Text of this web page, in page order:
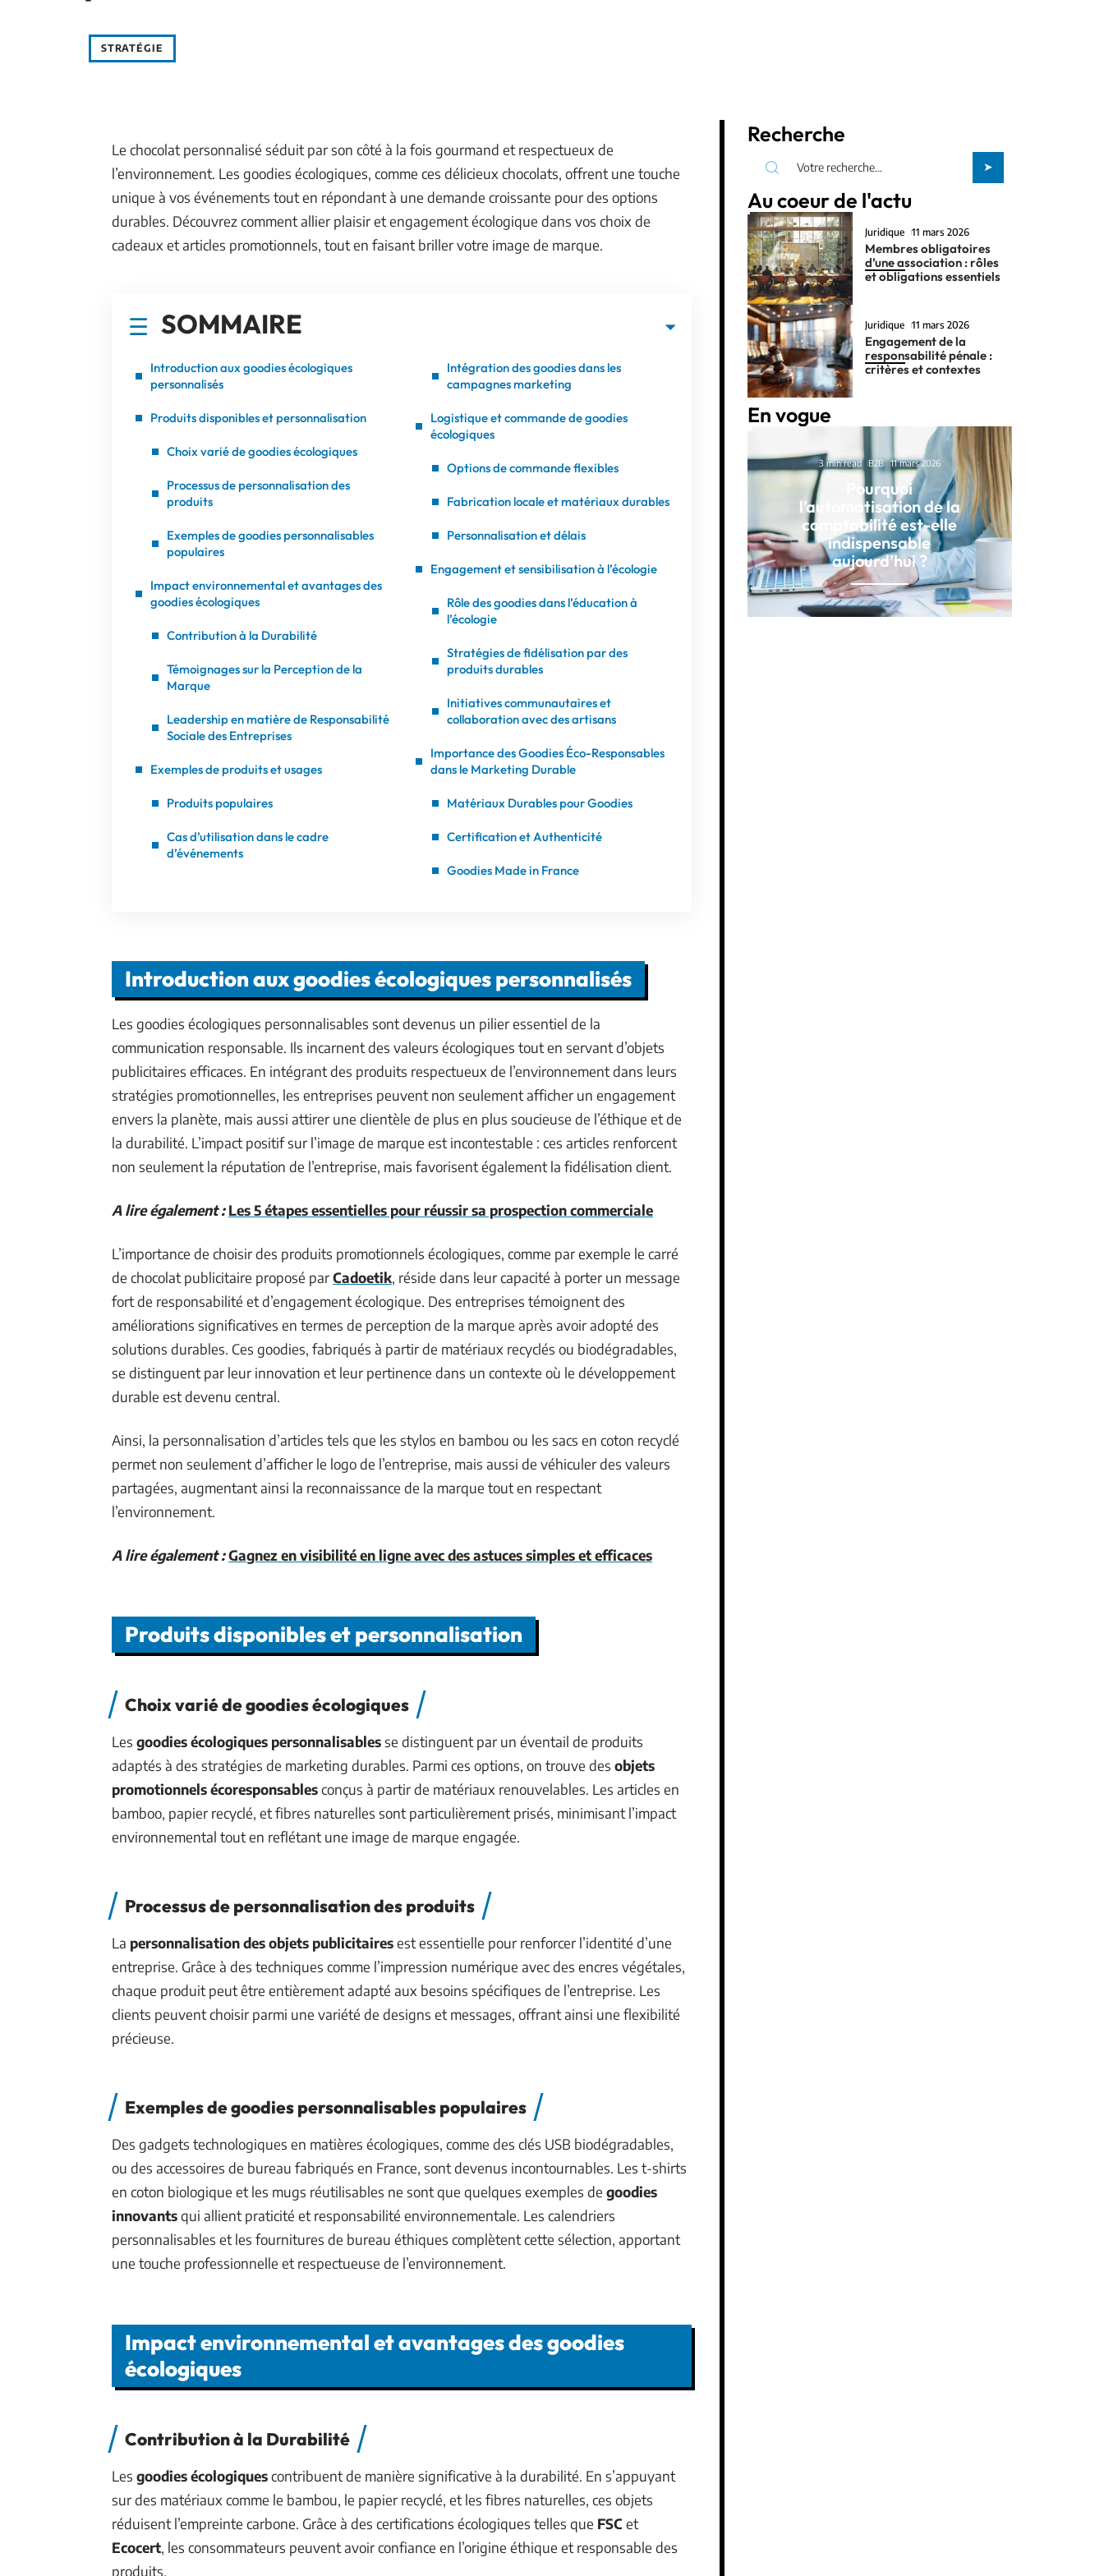
STRATÉGIE
Le chocolat personnalisé séduit par son côté à la fois gourmand et respectueux de
l’environnement. Les goodies écologiques, comme ces délicieux chocolats, offrent une touche
unique à vos événements tout en répondant à une demande croissante pour des options
durables. Découvrez comment allier plaisir et engagement écologique dans vos choix de
cadeaux et articles promotionnels, tout en faisant briller votre image de marque.
SOMMAIRE
Introduction aux goodies écologiques
personnalisés
Produits disponibles et personnalisation
Choix varié de goodies écologiques
Processus de personnalisation des
produits
Exemples de goodies personnalisables
populaires
Impact environnemental et avantages des
goodies écologiques
Contribution à la Durabilité
Témoignages sur la Perception de la
Marque
Leadership en matière de Responsabilité
Sociale des Entreprises
Exemples de produits et usages
Produits populaires
Cas d’utilisation dans le cadre
d’événements
Intégration des goodies dans les
campagnes marketing
Logistique et commande de goodies
écologiques
Options de commande flexibles
Fabrication locale et matériaux durables
Personnalisation et délais
Engagement et sensibilisation à l’écologie
Rôle des goodies dans l’éducation à
l’écologie
Stratégies de fidélisation par des
produits durables
Initiatives communautaires et
collaboration avec des artisans
Importance des Goodies Éco-Responsables
dans le Marketing Durable
Matériaux Durables pour Goodies
Certification et Authenticité
Goodies Made in France
Introduction aux goodies écologiques personnalisés
Les goodies écologiques personnalisables sont devenus un pilier essentiel de la
communication responsable. Ils incarnent des valeurs écologiques tout en servant d’objets
publicitaires efficaces. En intégrant des produits respectueux de l’environnement dans leurs
stratégies promotionnelles, les entreprises peuvent non seulement afficher un engagement
envers la planète, mais aussi attirer une clientèle de plus en plus soucieuse de l’éthique et de
la durabilité. L’impact positif sur l’image de marque est incontestable : ces articles renforcent
non seulement la réputation de l’entreprise, mais favorisent également la fidélisation client.
A lire également : Les 5 étapes essentielles pour réussir sa prospection commerciale
L’importance de choisir des produits promotionnels écologiques, comme par exemple le carré
de chocolat publicitaire proposé parCadoetik, réside dans leur capacité à porter un message
fort de responsabilité et d’engagement écologique. Des entreprises témoignent des
améliorations significatives en termes de perception de la marque après avoir adopté des
solutions durables. Ces goodies, fabriqués à partir de matériaux recyclés ou biodégradables,
se distinguent par leur innovation et leur pertinence dans un contexte où le développement
durable est devenu central.
Ainsi, la personnalisation d’articles tels que les stylos en bambou ou les sacs en coton recyclé
permet non seulement d’afficher le logo de l’entreprise, mais aussi de véhiculer des valeurs
partagées, augmentant ainsi la reconnaissance de la marque tout en respectant
l’environnement.
A lire également :Gagnez en visibilité en ligne avec des astuces simples et efficaces
Produits disponibles et personnalisation
Choix varié de goodies écologiques
Les goodies écologiques personnalisablesse distinguent par un éventail de produits
adaptés à des stratégies de marketing durables. Parmi ces options, on trouve des objets
promotionnels écoresponsablesconçus à partir de matériaux renouvelables. Les articles en
bamboo, papier recyclé, et fibres naturelles sont particulièrement prisés, minimisant l’impact
environnemental tout en reflétant une image de marque engagée.
Processus de personnalisation des produits
La personnalisation des objets publicitairesest essentielle pour renforcer l’identité d’une
entreprise. Grâce à des techniques comme l’impression numérique avec des encres végétales,
chaque produit peut être entièrement adapté aux besoins spécifiques de l’entreprise. Les
clients peuvent choisir parmi une variété de designs et messages, offrant ainsi une flexibilité
précieuse.
Exemples de goodies personnalisables populaires
Des gadgets technologiques en matières écologiques, comme des clés USB biodégradables,
ou des accessoires de bureau fabriqués en France, sont devenus incontournables. Les t-shirts
en coton biologique et les mugs réutilisables ne sont que quelques exemples de goodies
innovantsqui allient praticité et responsabilité environnementale. Les calendriers
personnalisables et les fournitures de bureau éthiques complètent cette sélection, apportant
une touche professionnelle et respectueuse de l’environnement.
Impact environnemental et avantages des goodies
écologiques
Contribution à la Durabilité
Les goodies écologiquescontribuent de manière significative à la durabilité. En s’appuyant
sur des matériaux comme le bambou, le papier recyclé, et les fibres naturelles, ces objets
réduisent l’empreinte carbone. Grâce à des certifications écologiques telles que FSCet
Ecocert, les consommateurs peuvent avoir confiance en l’origine éthique et responsable des
produits.
Recherche
Au coeur de l'actu
Juridique 11 mars 2026
Membres obligatoires
d’une association : rôles
et obligations essentiels
Juridique 11 mars 2026
Engagement de la
responsabilité pénale :
critères et contextes
En vogue
3 min read B2B 11 mars 2026
Pourquoi
l’automatisation de la
comptabilité est-elle
indispensable
aujourd’hui ?